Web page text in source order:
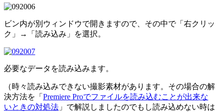
ビン内が別ウィンドウで開きますので、その中で「右クリッ
ク」→「読み込み」を選択。
必要なデータを読み込みます。
（時々読み込みできない撮影素材があります。その場合の解
決方法を「 Premiere Proでファイルを読み込むことが出来な
いときの対処法 」で解説しましたのでもし読み込めない時は